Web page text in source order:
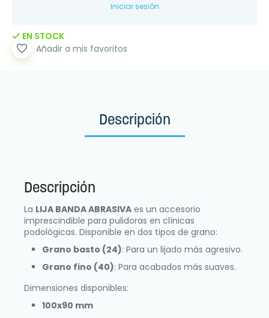
Iniciar sesión
EN STOCK
favorite_border Añadir a mis favoritos
Descripción
Descripción
La LIJA BANDA ABRASIVA es un accesorio
imprescindible para pulidoras en clínicas
podológicas. Disponible en dos tipos de grano:
Grano basto (24): Para un lijado más agresivo.
Grano fino (40): Para acabados más suaves.
Dimensiones disponibles:
100x90 mm